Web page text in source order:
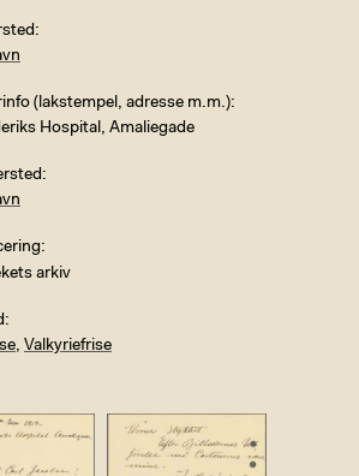
(lakstempel, adresse m.m.)
Hospital, Amaliegade
arkiv
, Valkyriefrise